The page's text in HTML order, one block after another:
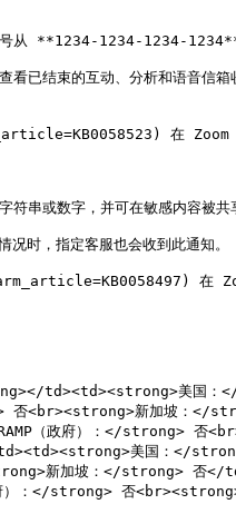
用卡号从 **1234-1234-1234-
已结束的互动、分析和语音信
在 Zoom
串或数字，并可在敏感内容被共
时，指定客服也会收到此通知。
在
td><td><strong>美国：</
否<br><strong>新加坡：
（政府）：</strong> 否
美国：</
新加坡：</strong> 否
：</strong> 否